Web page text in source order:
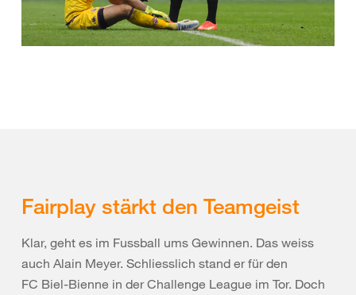
Fairplay stärkt den Teamgeist
Klar, geht es im Fussball ums Gewinnen. Das weiss
auch Alain Meyer. Schliesslich stand er für den
FC Biel-Bienne in der Challenge League im Tor. Doch